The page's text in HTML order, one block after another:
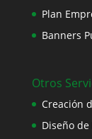
Plan
Banners
Otros
Creación
Diseño de